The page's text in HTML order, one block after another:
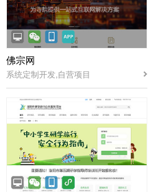
佛宗网
系统定制开发,自营项目